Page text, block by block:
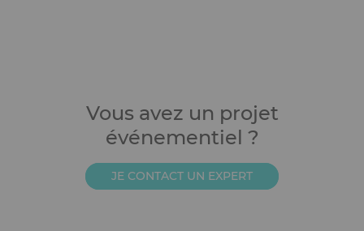
Vous avez un projet
événementiel ?
JE CONTACT UN EXPERT